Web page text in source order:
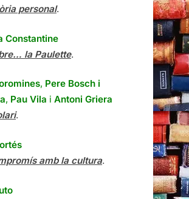
personal.
Constantine
la Paulette.
, Pere Bosch i
, Pau Vila i Antoni Griera
.
amb la cultura.